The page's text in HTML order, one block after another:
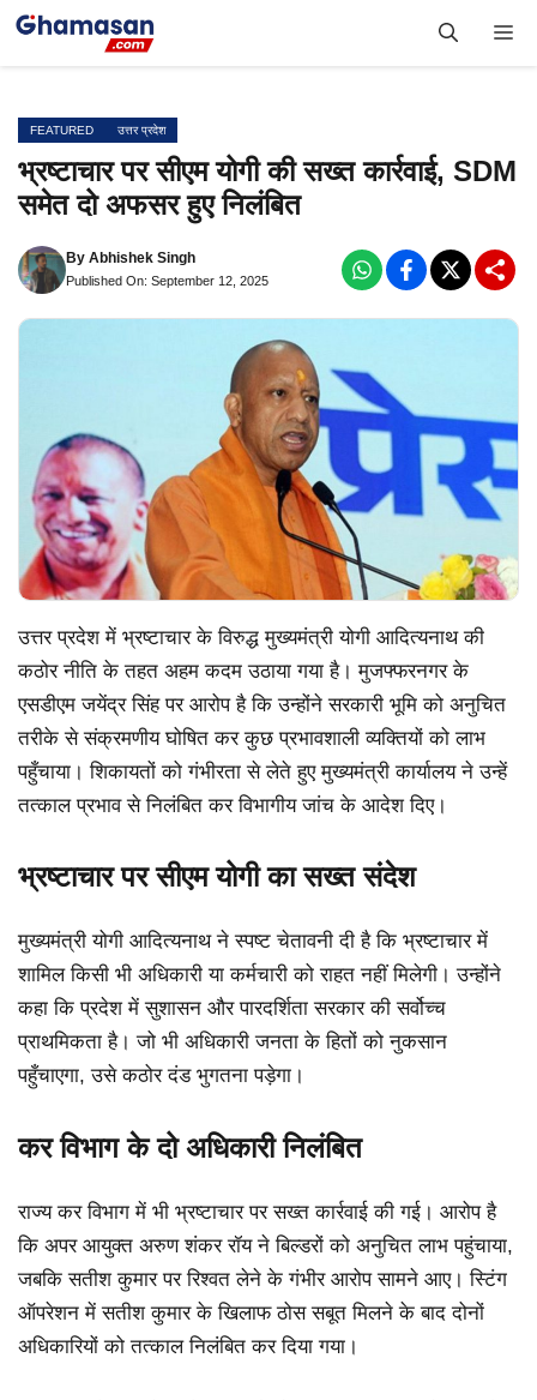
Skip
FEATURED उत्तर प्रदेश
भ्रष्टाचार पर सीएम योगी की सख्त कार्रवाई, SDM
समेत दो अफसर हुए निलंबित
By Abhishek Singh
Published On: September 12, 2025
उत्तर प्रदेश में भ्रष्टाचार के विरुद्ध मुख्यमंत्री योगी आदित्यनाथ की
कठोर नीति के तहत अहम कदम उठाया गया है। मुजफ्फरनगर के
एसडीएम जयेंद्र सिंह पर आरोप है कि उन्होंने सरकारी भूमि को अनुचित
तरीके से संक्रमणीय घोषित कर कुछ प्रभावशाली व्यक्तियों को लाभ
पहुँचाया। शिकायतों को गंभीरता से लेते हुए मुख्यमंत्री कार्यालय ने उन्हें
तत्काल प्रभाव से निलंबित कर विभागीय जांच के आदेश दिए।
भ्रष्टाचार पर सीएम योगी का सख्त संदेश
मुख्यमंत्री योगी आदित्यनाथ ने स्पष्ट चेतावनी दी है कि भ्रष्टाचार में
शामिल किसी भी अधिकारी या कर्मचारी को राहत नहीं मिलेगी। उन्होंने
कहा कि प्रदेश में सुशासन और पारदर्शिता सरकार की सर्वोच्च
प्राथमिकता है। जो भी अधिकारी जनता के हितों को नुकसान
पहुँचाएगा, उसे कठोर दंड भुगतना पड़ेगा।
कर विभाग के दो अधिकारी निलंबित
राज्य कर विभाग में भी भ्रष्टाचार पर सख्त कार्रवाई की गई। आरोप है
कि अपर आयुक्त अरुण शंकर रॉय ने बिल्डरों को अनुचित लाभ पहुंचाया,
जबकि सतीश कुमार पर रिश्वत लेने के गंभीर आरोप सामने आए। स्टिंग
ऑपरेशन में सतीश कुमार के खिलाफ ठोस सबूत मिलने के बाद दोनों
अधिकारियों को तत्काल निलंबित कर दिया गया।